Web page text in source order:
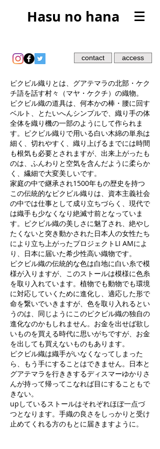
Hasu no hana
contact access
ピクビル織りとは、グアテマラの北部・ケク
チ語を話す村々（マヤ・ケクチ）の織物。
ピクビル織の道具は、何本かの棒・腰に回す
ベルト、とたいへんシンプルで、織り手の体
全体を織り機の一部のようにして作られま
す。ピクビル織りで用いる白い木綿の単糸は
細く、切れやすく、織り上げるまでには時間
も根気も必要とされますが、出来上がったも
のは、ふんわりと空気を含んだように柔らか
く、繊細で大変美しいです。
家庭の中で継承され1500年もの歴史を持つ
この伝統的なピクビル織りは、資本主義社会
の中では仕事として成り立ちづらく、現代で
は織手も少なくなり絶滅寸前となっていま
す。ピクビル織の美しさに魅了され、絶やし
たくないと突き動かされた日本人の女性たち
により立ち上がったプロジェクトLI AMによ
り、日本に届いた希少性高い織物です。
ピクビル織の伝統的な色は白地に白い糸で模
様が入りますが、このストールは模様に色糸
を取り入れています。植物でも動物でも環境
に対応していくために進化し、適応した形で
命を繋いでいきますが、色を取り入れるとい
うのは、同じようにこのピクビル織の独自の
進化なのかもしれません。お金を出せば欲し
いものを買える時代に思いがちですが、お金
を出しても買えないものもあります。
ピクビル織は織手がいなくなってしまった
ら、もう手にすることはできません。日本と
グアテマラを行ききするディスマーゆかりさ
んが持って帰ってこなれば目にすることもで
きない。
upしているストールはそれぞれほぼ一点づ
つとなります。手織の良さをしっかりと受け
止めてくれる方のもとに届きますように。